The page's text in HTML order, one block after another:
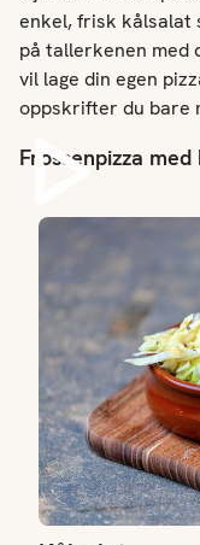
enkel, frisk kålsalat
på tallerkenen med
vil lage din egen
oppskrifter du bare
Frossenpizza
Kålsalat